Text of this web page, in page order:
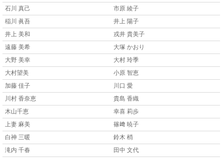
石川 真己
市原 綾子
稲川 眞吾
井上 陽子
井上 美和
戎井 貴美子
遠藤 美希
大塚 かおり
大野 美幸
大村 玲季
大村望美
小原 智恵
加藤 佳子
川口 愛
川村 香奈恵
貴島 香織
木山千恵
幸喜 莉歩
上妻 麻美
篠﨑 暁子
白神 三暖
鈴木 梢
滝内 千春
田中 文代